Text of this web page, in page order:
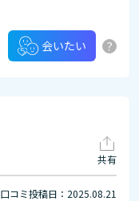
会いたい ?
共有
口コミ投稿日：2025.08.21